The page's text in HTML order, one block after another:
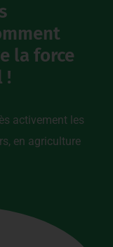
la force
!
activement les
en agriculture